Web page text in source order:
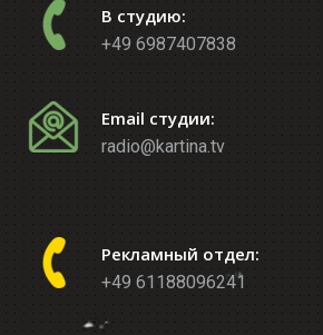
В студию:
+49 6987407838
Email студии:
radio@kartina.tv
Рекламный отдел:
+49 61188096241